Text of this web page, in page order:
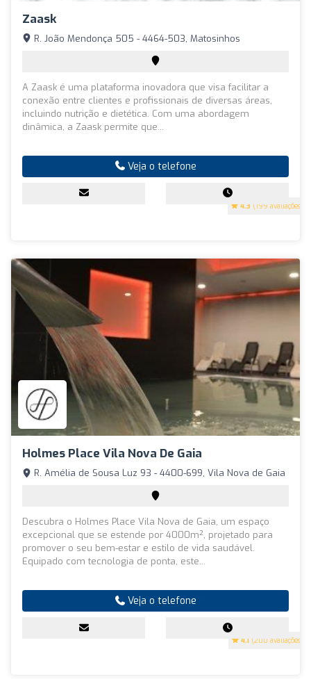
Zaask
4.3 (199 avaliações)
R. João Mendonça 505 - 4464-503, Matosinhos
A Zaask é uma plataforma inovadora que visa facilitar a
conexão entre clientes e profissionais de diversas áreas,
incluindo nutrição e dietética. Com uma abordagem
dinâmica, a Zaask permite que...
Veja o telefone
Holmes Place Vila Nova De Gaia
4.1 (200 avaliações)
R. Amélia de Sousa Luz 93 - 4400-699, Vila Nova de Gaia
Descubra o Holmes Place Vila Nova de Gaia, um espaço
excepcional que se estende por 4000m², projetado para
promover o seu bem-estar e estilo de vida saudável.
Equipado com tecnologia de ponta, este...
Veja o telefone